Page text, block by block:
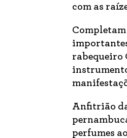
com as
rabequeiro
Anfitrião
perfumes